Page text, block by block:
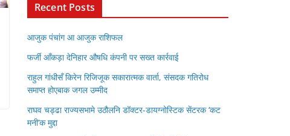
Recent Posts
आजुक पंचांग आ आजुक राशिफल
फर्जी आँकड़ा देनिहार औषधि कंपनी पर सख्त कार्रवाई
राहुल गांधीसँ किरेन रिजिजूक सकारात्मक वार्ता, संसदक गतिरोध
समाप्त होएबाक जगल उम्मीद
राघव चड्ढा राज्यसभामे उठौलनि डॉक्टर-डायग्नोस्टिक सेंटरक ‘कट
मनी’क मुद्दा